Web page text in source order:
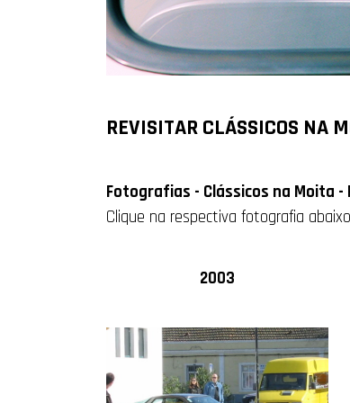
REVISITAR CLÁSSICOS NA
Fotografias - Clássicos na Moita -
Clique na respectiva fotografia
2003